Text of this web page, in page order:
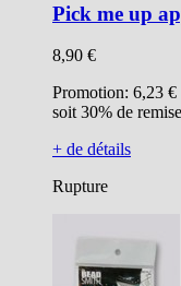
Pick me up
8,90 €
Promotion: 6,23 €
soit 30% de remise
+ de détails
Rupture